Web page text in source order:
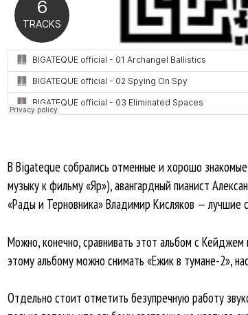
В Bigateque собрались отменные и хорошо
музыку к фильму «Яр»), авангардный пианист
«Рады и Терновника» Владимир Кисляков — лучшие
Можно, конечно, сравнивать этот альбом с
этому альбому можно снимать «Ежик в тумане-2»,
Отдельно стоит отметить безупречную работу